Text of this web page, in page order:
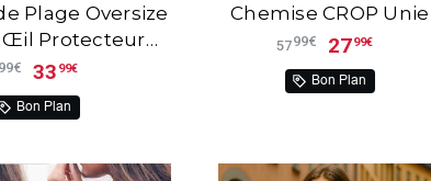
Plage Oversize
Œil Protecteur
99€ 33 99€
Bon Plan
Chemise CROP Unie
5799€ 2799€
Bon Plan